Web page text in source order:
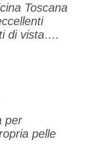
Toscana
di vista….
per
pelle